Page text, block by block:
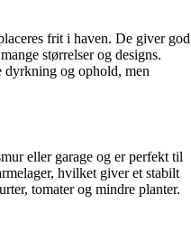
frit i haven. De giver god
størrelser og designs.
dyrkning og ophold, men
eller garage og er perfekt til
hvilket giver et stabilt
tomater og mindre planter.